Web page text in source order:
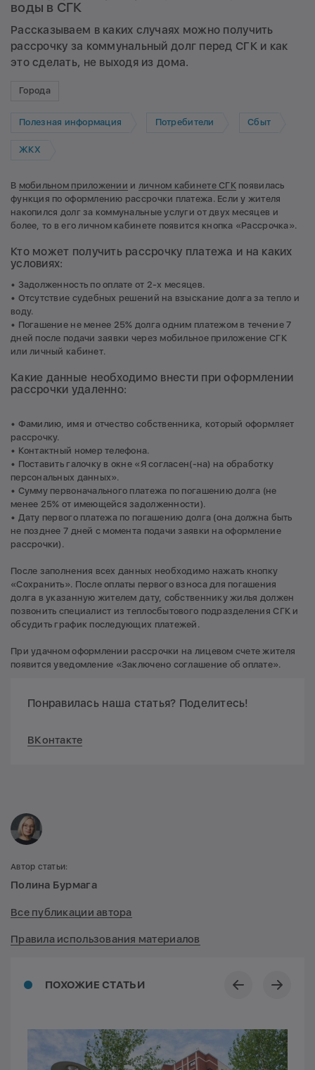
воды в СГК
Рассказываем в каких случаях можно получить
рассрочку за коммунальный долг перед СГК и как
это сделать, не выходя из дома.
Города
Полезная информация Потребители Сбыт
ЖКХ
В мобильном приложении и личном кабинете СГКпоявилась
функция по оформлению рассрочки платежа. Если у жителя
накопился долг за коммунальные услуги от двух месяцев и
более, то в его личном кабинете появится кнопка «Рассрочка».
Кто может получить рассрочку платежа и на каких
условиях:
• Задолженность по оплате от 2-х месяцев.
• Отсутствие судебных решений на взыскание долга за тепло и
воду.
• Погашение не менее 25% долга одним платежом в течение 7
дней после подачи заявки через мобильное приложение СГК
или личный кабинет.
Какие данные необходимо внести при оформлении
рассрочки удаленно:
• Фамилию, имя и отчество собственника, который оформляет
рассрочку.
• Контактный номер телефона.
• Поставить галочку в окне «Я согласен(-на) на обработку
персональных данных».
• Сумму первоначального платежа по погашению долга (не
менее 25% от имеющейся задолженности).
• Дату первого платежа по погашению долга (она должна быть
не позднее 7 дней с момента подачи заявки на оформление
рассрочки).
После заполнения всех данных необходимо нажать кнопку
«Сохранить». После оплаты первого взноса для погашения
долга в указанную жителем дату, собственнику жилья должен
позвонить специалист из теплосбытового подразделения СГК и
обсудить график последующих платежей.
При удачном оформлении рассрочки на лицевом счете жителя
появится уведомление «Заключено соглашение об оплате».
Понравилась наша статья? Поделитесь!
ВКонтакте
ПОХОЖИЕ СТАТЬИ
Автор статьи:
Полина Бурмага
Все публикации автора
Правила использования материалов